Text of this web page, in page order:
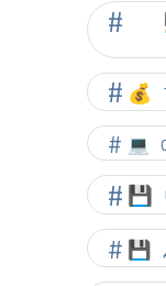
💰
💻
💾
💾